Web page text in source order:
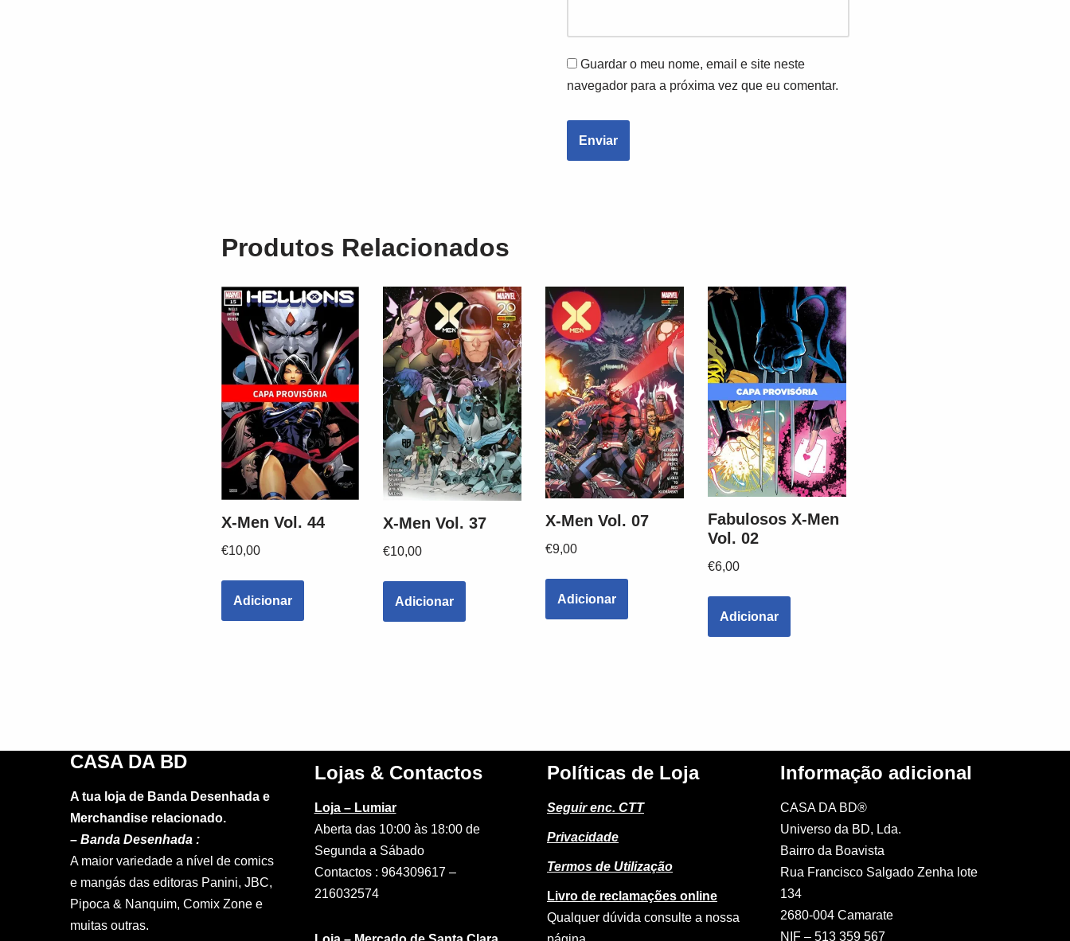
Guardar o meu nome, email e site neste
navegador para a próxima vez que eu comentar.
Produtos Relacionados
X-Men Vol. 44
€10,00
Adicionar
X-Men Vol. 37
€10,00
Adicionar
X-Men Vol. 07
€9,00
Adicionar
Fabulosos X-Men
Vol. 02
€6,00
Adicionar
CASA DA BD
A tua loja de Banda Desenhada e
Merchandise relacionado.
– Banda Desenhada :
A maior variedade a nível de comics
e mangás das editoras Panini, JBC,
Pipoca & Nanquim, Comix Zone e
muitas outras.
Lojas & Contactos
Loja – Lumiar
Aberta das 10:00 às 18:00 de
Segunda a Sábado
Contactos : 964309617 –
216032574
Políticas de Loja
Seguir enc. CTT
Privacidade
Termos de Utilização
Livro de reclamações online
Qualquer dúvida consulte a nossa
Informação adicional
CASA DA BD®
Universo da BD, Lda.
Bairro da Boavista
Rua Francisco Salgado Zenha lote
134
2680-004 Camarate
NIF – 513 359 567